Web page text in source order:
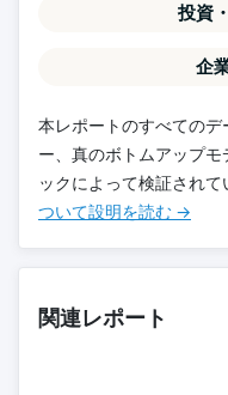
投資
企
本レポートのすべての
ー、真のボトムアップ
ックによって検証されて
ついて設明を読む →
関連レポート